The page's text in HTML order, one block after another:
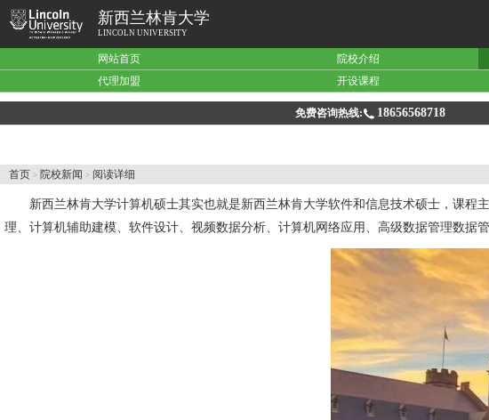
新西兰林肯大学
LINCOLN UNIVERSITY
网站首页 院校介绍
代理加盟
开设课程
免费咨询热线: 18656568718
首页 > 院校新闻 > 阅读详细
新西兰林肯大学计算机硕士其实也就是新西兰林肯大学软件和信息技术硕士，课程
理、计算机辅助建模、软件设计、视频数据分析、计算机网络应用、高级数据管理数据